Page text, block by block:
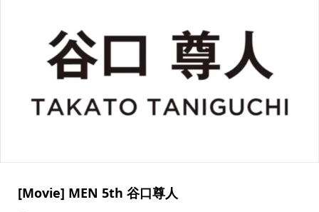
[Movie] MEN 5th 谷口尊人